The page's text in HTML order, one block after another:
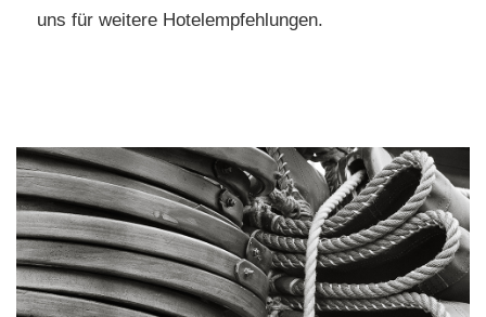
uns für weitere Hotelempfehlungen.